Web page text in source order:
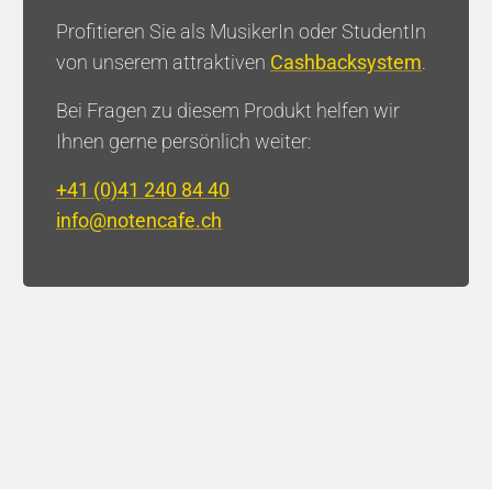
Brass Factory - Jacob Vilhelm
Larsen
Newsletter
Profitieren Sie als MusikerIn oder StudentIn
von unserem attraktiven Cashbacksystem
Bei Fragen zu diesem Produkt helfen wir
Ihnen gerne persönlich weiter:
+41 (0)41 240 84 40
info@notencafe.ch